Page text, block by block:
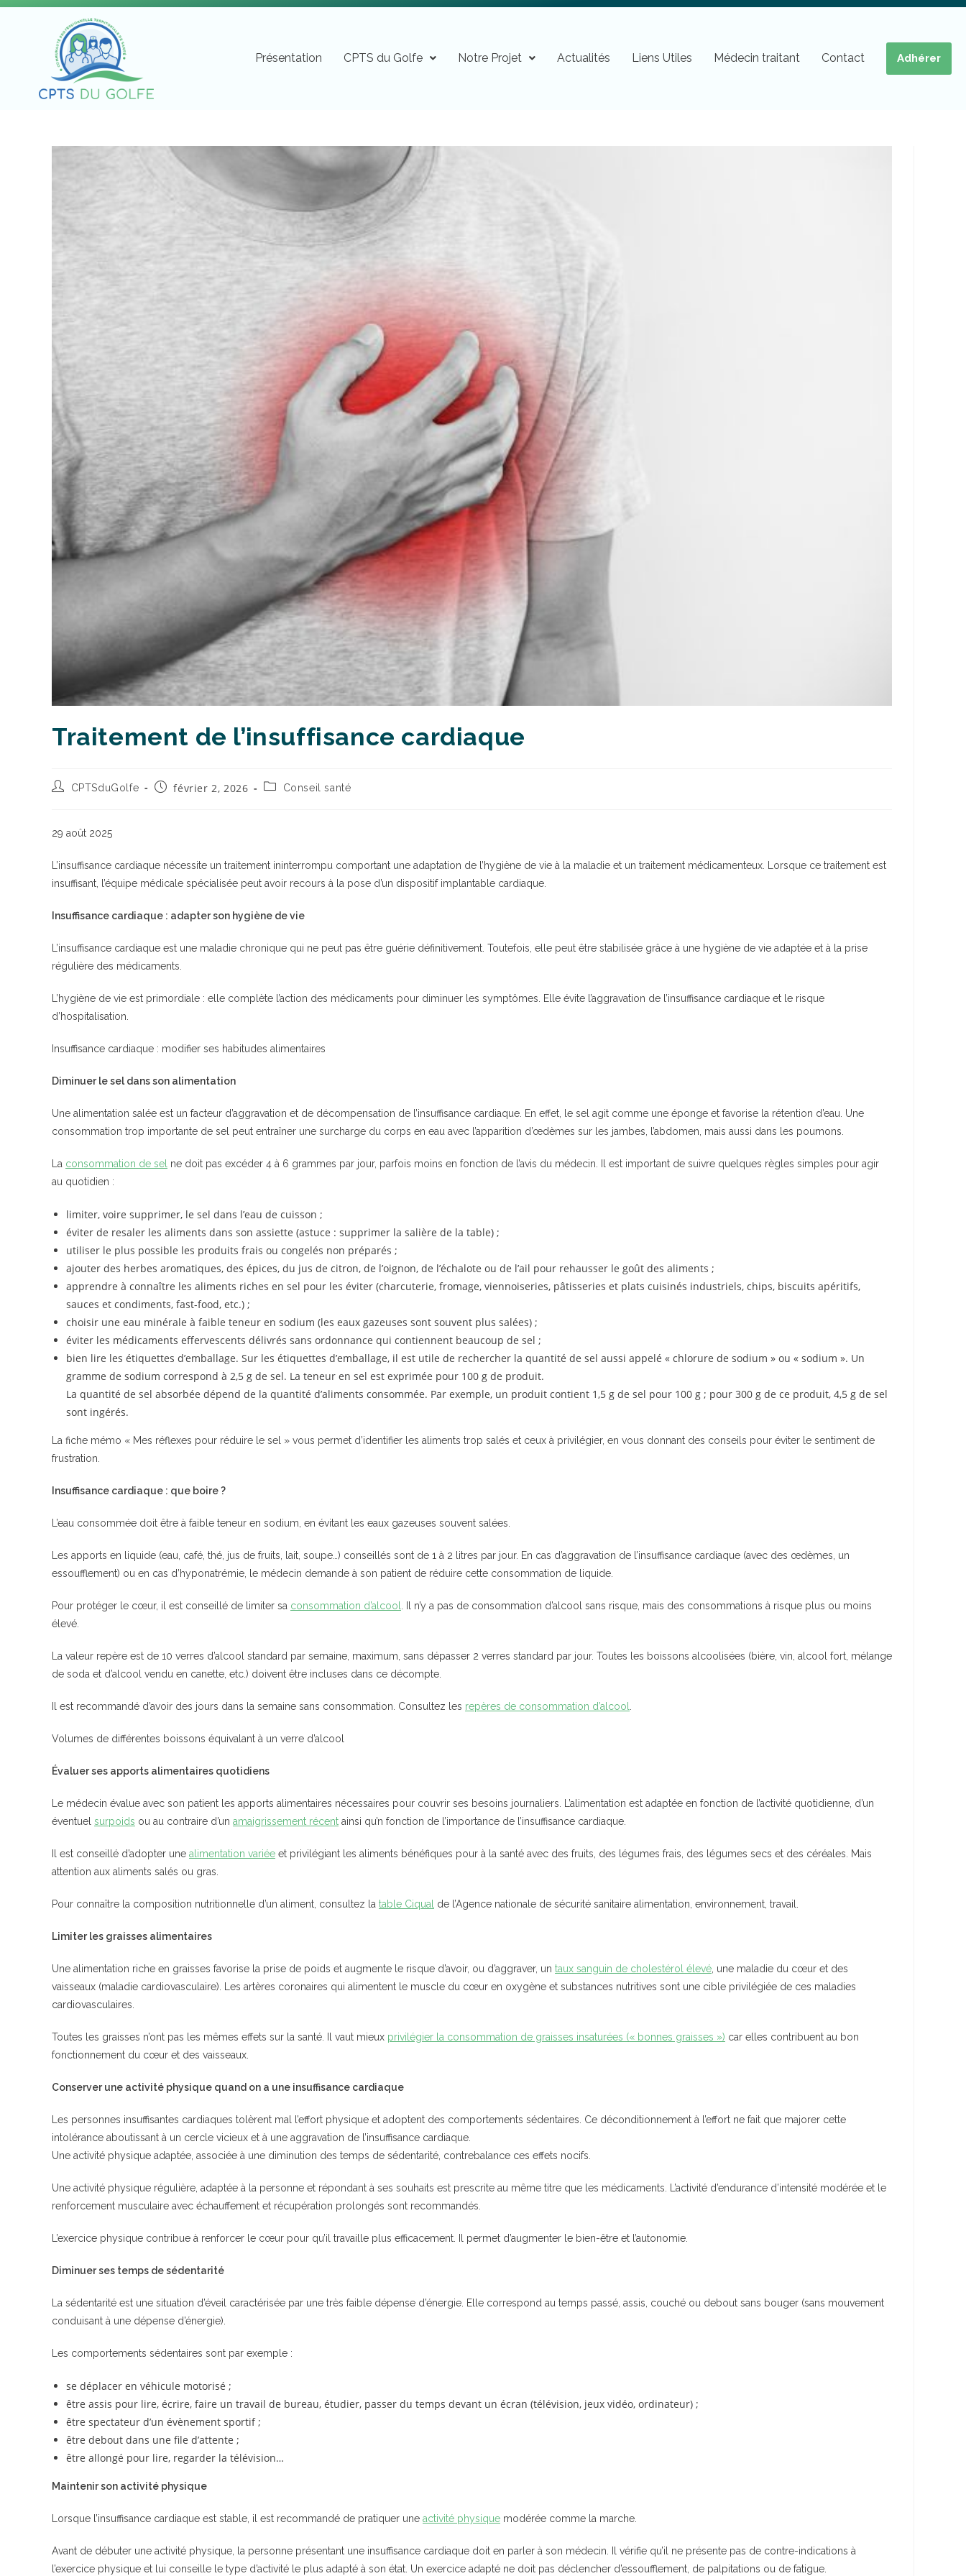
Présentation CPTS du Golfe Notre Projet Actualités Liens Utiles Médecin traitant Contact Adhérer
Traitement de l’insuffisance cardiaque
CPTSduGolfe février 2, 2026 Conseil santé
29 août 2025
L’insuffisance cardiaque nécessite un traitement ininterrompu comportant une adaptation de l’hygiène de vie à la maladie et un traitement médicamenteux. Lorsque ce traitement est
insuffisant, l’équipe médicale spécialisée peut avoir recours à la pose d’un dispositif implantable cardiaque.
Insuffisance cardiaque : adapter son hygiène de vie
L’insuffisance cardiaque est une maladie chronique qui ne peut pas être guérie définitivement. Toutefois, elle peut être stabilisée grâce à une hygiène de vie adaptée et à la prise
régulière des médicaments.
L’hygiène de vie est primordiale : elle complète l’action des médicaments pour diminuer les symptômes. Elle évite l’aggravation de l’insuffisance cardiaque et le risque
d’hospitalisation.
Insuffisance cardiaque : modifier ses habitudes alimentaires
Diminuer le sel dans son alimentation
Une alimentation salée est un facteur d’aggravation et de décompensation de l’insuffisance cardiaque. En effet, le sel agit comme une éponge et favorise la rétention d’eau. Une
consommation trop importante de sel peut entraîner une surcharge du corps en eau avec l’apparition d’œdèmes sur les jambes, l’abdomen, mais aussi dans les poumons.
La consommation de sel ne doit pas excéder 4 à 6 grammes par jour, parfois moins en fonction de l’avis du médecin. Il est important de suivre quelques règles simples pour agir
au quotidien :
limiter, voire supprimer, le sel dans l’eau de cuisson ;
éviter de resaler les aliments dans son assiette (astuce : supprimer la salière de la table) ;
utiliser le plus possible les produits frais ou congelés non préparés ;
ajouter des herbes aromatiques, des épices, du jus de citron, de l’oignon, de l’échalote ou de l’ail pour rehausser le goût des aliments ;
apprendre à connaître les aliments riches en sel pour les éviter (charcuterie, fromage, viennoiseries, pâtisseries et plats cuisinés industriels, chips, biscuits apéritifs,
sauces et condiments, fast-food, etc.) ;
choisir une eau minérale à faible teneur en sodium (les eaux gazeuses sont souvent plus salées) ;
éviter les médicaments effervescents délivrés sans ordonnance qui contiennent beaucoup de sel ;
bien lire les étiquettes d’emballage. Sur les étiquettes d’emballage, il est utile de rechercher la quantité de sel aussi appelé « chlorure de sodium » ou « sodium ». Un
gramme de sodium correspond à 2,5 g de sel. La teneur en sel est exprimée pour 100 g de produit.
La quantité de sel absorbée dépend de la quantité d’aliments consommée. Par exemple, un produit contient 1,5 g de sel pour 100 g ; pour 300 g de ce produit, 4,5 g de sel
sont ingérés.
La fiche mémo « Mes réflexes pour réduire le sel » vous permet d’identifier les aliments trop salés et ceux à privilégier, en vous donnant des conseils pour éviter le sentiment de
frustration.
Insuffisance cardiaque : que boire ?
L’eau consommée doit être à faible teneur en sodium, en évitant les eaux gazeuses souvent salées.
Les apports en liquide (eau, café, thé, jus de fruits, lait, soupe…) conseillés sont de 1 à 2 litres par jour. En cas d’aggravation de l’insuffisance cardiaque (avec des œdèmes, un
essoufflement) ou en cas d’hyponatrémie, le médecin demande à son patient de réduire cette consommation de liquide.
Pour protéger le cœur, il est conseillé de limiter sa consommation d’alcool
. Il n’y a pas de consommation d’alcool sans risque, mais des consommations à risque plus ou moins
élevé.
La valeur repère est de 10 verres d’alcool standard par semaine, maximum, sans dépasser 2 verres standard par jour. Toutes les boissons alcoolisées (bière, vin, alcool fort, mélange
de soda et d’alcool vendu en canette, etc.) doivent être incluses dans ce décompte.
Il est recommandé d’avoir des jours dans la semaine sans consommation. Consultez les repères de consommation d’alcool
Volumes de différentes boissons équivalant à un verre d’alcool
Évaluer ses apports alimentaires quotidiens
Le médecin évalue avec son patient les apports alimentaires nécessaires pour couvrir ses besoins journaliers. L’alimentation est adaptée en fonction de l’activité quotidienne, d’un
éventuel surpoids ou au contraire d’un amaigrissement récent ainsi qu’n fonction de l’importance de l’insuffisance cardiaque.
Il est conseillé d’adopter une alimentation variée et privilégiant les aliments bénéfiques pour à la santé avec des fruits, des légumes frais, des légumes secs et des céréales. Mais
attention aux aliments salés ou gras.
Pour connaître la composition nutritionnelle d’un aliment, consultez la table Ciqual de l’Agence nationale de sécurité sanitaire alimentation, environnement, travail.
Limiter les graisses alimentaires
Une alimentation riche en graisses favorise la prise de poids et augmente le risque d’avoir, ou d’aggraver, un taux sanguin de cholestérol élevé , une maladie du cœur et des
vaisseaux (maladie cardiovasculaire). Les artères coronaires qui alimentent le muscle du cœur en oxygène et substances nutritives sont une cible privilégiée de ces maladies
cardiovasculaires.
Toutes les graisses n’ont pas les mêmes effets sur la santé. Il vaut mieux privilégier la consommation de graisses insaturées (« bonnes graisses ») car elles contribuent au bon
fonctionnement du cœur et des vaisseaux.
Conserver une activité physique quand on a une insuffisance cardiaque
Les personnes insuffisantes cardiaques tolèrent mal l’effort physique et adoptent des comportements sédentaires. Ce déconditionnement à l’effort ne fait que majorer cette
intolérance aboutissant à un cercle vicieux et à une aggravation de l’insuffisance cardiaque.
Une activité physique adaptée, associée à une diminution des temps de sédentarité, contrebalance ces effets nocifs.
Une activité physique régulière, adaptée à la personne et répondant à ses souhaits est prescrite au même titre que les médicaments. L’activité d’endurance d’intensité modérée et le
renforcement musculaire avec échauffement et récupération prolongés sont recommandés.
L’exercice physique contribue à renforcer le cœur pour qu’il travaille plus efficacement. Il permet d’augmenter le bien-être et l’autonomie.
Diminuer ses temps de sédentarité
La sédentarité est une situation d’éveil caractérisée par une très faible dépense d’énergie. Elle correspond au temps passé, assis, couché ou debout sans bouger (sans mouvement
conduisant à une dépense d’énergie).
Les comportements sédentaires sont par exemple :
se déplacer en véhicule motorisé ;
être assis pour lire, écrire, faire un travail de bureau, étudier, passer du temps devant un écran (télévision, jeux vidéo, ordinateur) ;
être spectateur d’un évènement sportif ;
être debout dans une file d’attente ;
être allongé pour lire, regarder la télévision…
Maintenir son activité physique
Lorsque l’insuffisance cardiaque est stable, il est recommandé de pratiquer une activité physique modérée comme la marche.
Avant de débuter une activité physique, la personne présentant une insuffisance cardiaque doit en parler à son médecin. Il vérifie qu’il ne présente pas de contre-indications à
l’exercice physique et lui conseille le type d’activité le plus adapté à son état. Un exercice adapté ne doit pas déclencher d’essoufflement, de palpitations ou de fatigue.